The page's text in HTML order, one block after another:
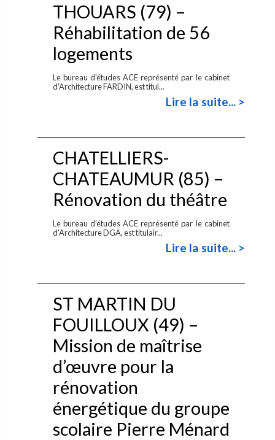
THOUARS (79) –
Réhabilitation de 56
logements
Le bureau d'études ACE représenté par le cabinet
d'Architecture FARDIN, est titul...
Lire la suite... >
CHATELLIERS-
CHATEAUMUR (85) –
Rénovation du théâtre
Le bureau d'études ACE représenté par le cabinet
d'Architecture DGA, est titulair...
Lire la suite... >
ST MARTIN DU
FOUILLOUX (49) –
Mission de maîtrise
d’œuvre pour la
rénovation
énergétique du groupe
scolaire Pierre Ménard